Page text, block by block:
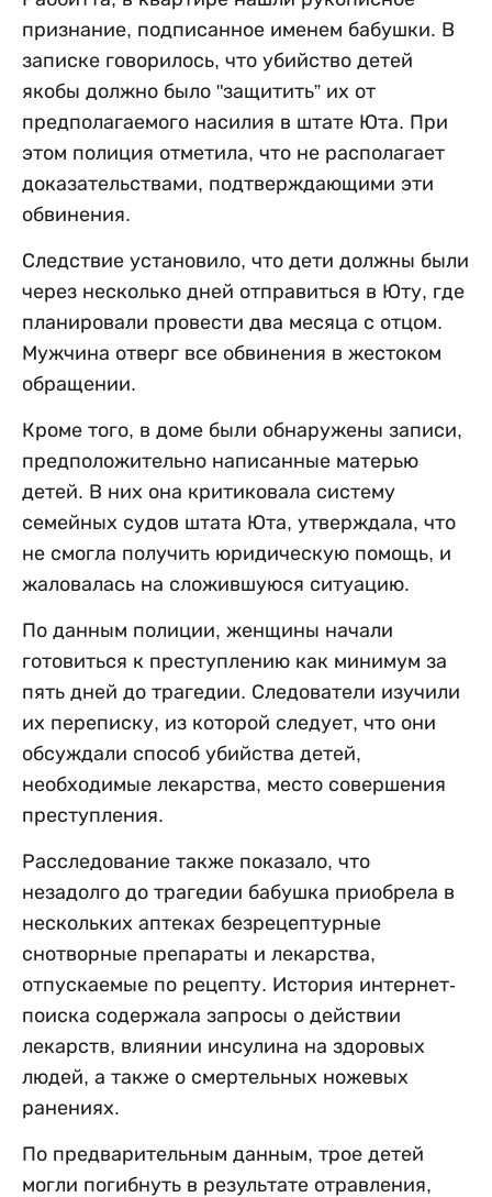
признание, подписанное именем бабушки. В
записке говорилось, что убийство детей
якобы должно было "защитить” их от
предполагаемого насилия в штате Юта. При
этом полиция отметила, что не располагает
доказательствами, подтверждающими эти
обвинения.
Следствие установило, что дети должны были
через несколько дней отправиться в Юту, где
планировали провести два месяца с отцом.
Мужчина отверг все обвинения в жестоком
обращении.
Кроме того, в доме были обнаружены записи,
предположительно написанные матерью
детей. В них она критиковала систему
семейных судов штата Юта, утверждала, что
не смогла получить юридическую помощь, и
жаловалась на сложившуюся ситуацию.
По данным полиции, женщины начали
готовиться к преступлению как минимум за
пять дней до трагедии. Следователи изучили
их переписку, из которой следует, что они
обсуждали способ убийства детей,
необходимые лекарства, место совершения
преступления.
Расследование также показало, что
незадолго до трагедии бабушка приобрела в
нескольких аптеках безрецептурные
снотворные препараты и лекарства,
отпускаемые по рецепту. История интернет-
поиска содержала запросы о действии
лекарств, влиянии инсулина на здоровых
людей, а также о смертельных ножевых
ранениях.
По предварительным данным, трое детей
могли погибнуть в результате отравления,